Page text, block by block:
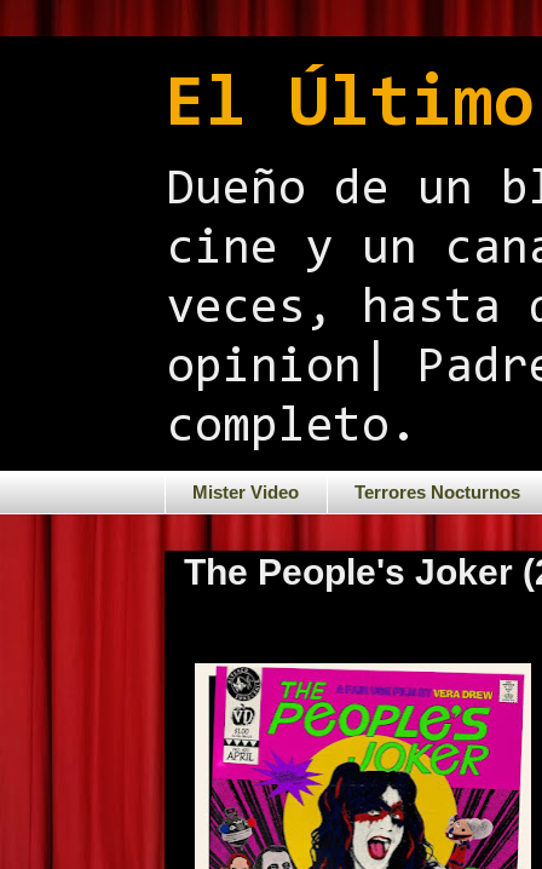
El
Dueño de un
cine y un
veces, hasta
opinion|
completo.
Mister Video Terrores Nocturnos
The People's Joker